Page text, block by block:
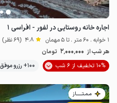
اجاره خانه روستایی در لفور - افراسی ۱
1 خوابه . 60 متر . تا 5 مهمان 4.8 (69 نظر)
هر شب از 2٬000٬000 تومان
10% تخفیف از 6 شب
100+ رزرو موفق
مـمـتــــــاز